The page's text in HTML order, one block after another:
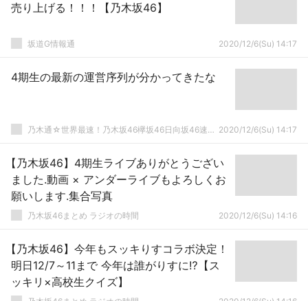
売り上げる！！！【乃木坂46】
坂道G情報通 2020/12/6(Su) 14:17
4期生の最新の運営序列が分かってきたな
乃木通☆世界最速！乃木坂46欅坂46日向坂46速報まとめ 2020/12/6(Su) 14:17
【乃木坂46】4期生ライブありがとうござい
ました.動画 × アンダーライブもよろしくお
願いします.集合写真
乃木坂46まとめ ラジオの時間 2020/12/6(Su) 14:16
【乃木坂46】今年もスッキりすコラボ決定！
明日12/7～11まで 今年は誰がりすに⁉【ス
ッキリ×高校生クイズ】